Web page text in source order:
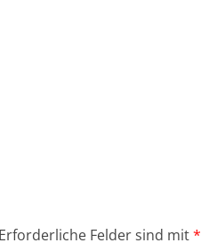
Erforderliche Felder sind mit*